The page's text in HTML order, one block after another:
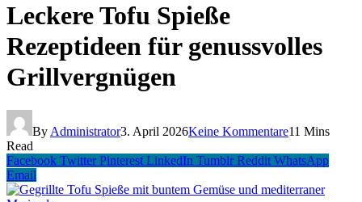
Leckere Tofu Spieße
Rezeptideen für genussvolles
Grillvergnügen
By Administrator3. April 2026Keine Kommentare11 Mins
Read
Facebook Twitter Pinterest LinkedIn Tumblr Reddit WhatsApp
Email